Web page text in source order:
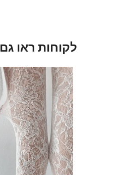
לקוחות ראו גם